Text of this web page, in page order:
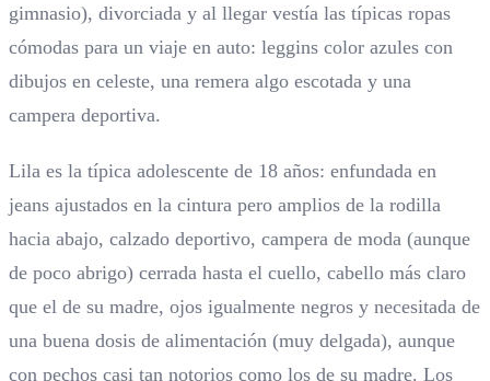
gimnasio), divorciada y al llegar vestía las típicas ropas
cómodas para un viaje en auto: leggins color azules con
dibujos en celeste, una remera algo escotada y una
campera deportiva.
Lila es la típica adolescente de 18 años: enfundada en
jeans ajustados en la cintura pero amplios de la rodilla
hacia abajo, calzado deportivo, campera de moda (aunque
de poco abrigo) cerrada hasta el cuello, cabello más claro
que el de su madre, ojos igualmente negros y necesitada de
una buena dosis de alimentación (muy delgada), aunque
con pechos casi tan notorios como los de su madre. Los